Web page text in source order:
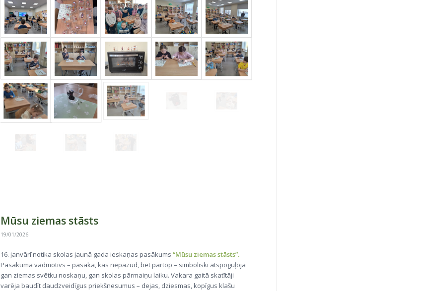
Mūsu ziemas stāsts
19/01/2026
16. janvārī notika skolas jaunā gada ieskaņas pasākums “Mūsu ziemas stāsts”.
Pasākuma vadmotīvs – pasaka, kas nepazūd, bet pārtop – simboliski atspoguļoja
gan ziemas svētku noskaņu, gan skolas pārmaiņu laiku. Vakara gaitā skatītāji
varēja baudīt daudzveidīgus priekšnesumus – dejas, dziesmas, kopīgus klašu